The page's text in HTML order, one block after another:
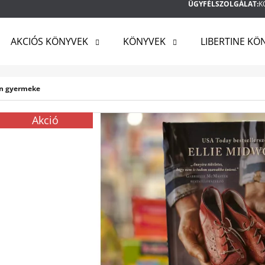
ÜGYFÉLSZOLGÁLAT:
AKCIÓS KÖNYVEK KÖNYVEK LIBERTINE
gyermeke
Akció KERESÉS
AJÁNLJUK